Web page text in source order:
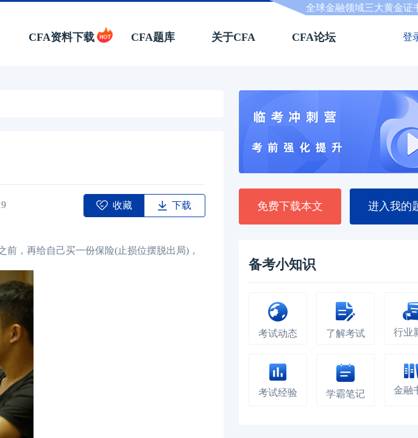
全球金融领域三大黄金证
CFA资料下载 CFA题库 关于CFA CFA论坛 登
收藏 下载
，再给自己买一份保险(止损位摆脱出局)，
免费下载本文 进入我的
备考小知识
考试动态 了解考试 行业
考试经验 学霸笔记 金融